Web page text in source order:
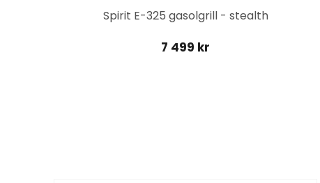
Spirit E-325 gasolgrill - stealth
7 499 kr